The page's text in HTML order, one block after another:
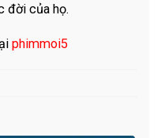
đời của họ.
phimmoi5